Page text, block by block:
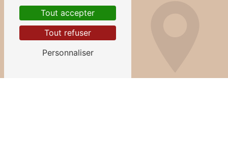
Tout accepter
Tout refuser
Personnaliser